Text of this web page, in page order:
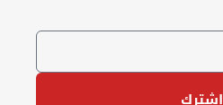
إشترك